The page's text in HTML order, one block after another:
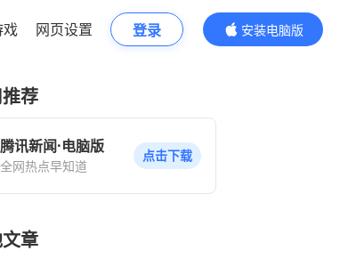
戏 网页设置 登录
安装电脑版
内容更精彩
荐
腾讯新闻·电脑版
全网热点早知道
点击下载
章